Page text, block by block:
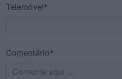
Telemóvel*
Comentário*